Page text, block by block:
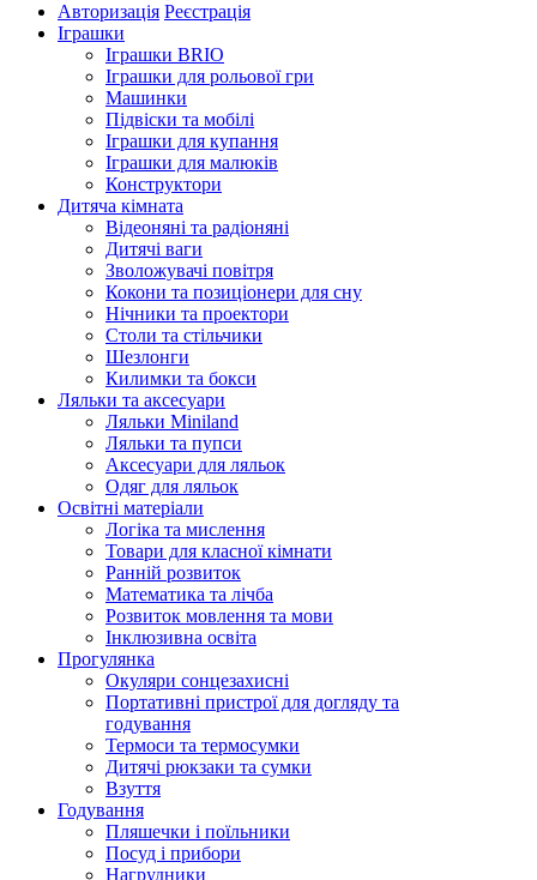
Авторизація Реєстрація
Іграшки
Іграшки BRIO
Іграшки для рольової гри
Машинки
Підвіски та мобілі
Іграшки для купання
Іграшки для малюків
Конструктори
Дитяча кімната
Відеоняні та радіоняні
Дитячі ваги
Зволожувачі повітря
Кокони та позиціонери для сну
Нічники та проектори
Столи та стільчики
Шезлонги
Килимки та бокси
Ляльки та аксесуари
Ляльки Miniland
Ляльки та пупси
Аксесуари для ляльок
Одяг для ляльок
Освітні матеріали
Логіка та мислення
Товари для класної кімнати
Ранній розвиток
Математика та лічба
Розвиток мовлення та мови
Інклюзивна освіта
Прогулянка
Окуляри сонцезахисні
Портативні пристрої для догляду та
годування
Термоси та термосумки
Дитячі рюкзаки та сумки
Взуття
Годування
Пляшечки і поїльники
Посуд і прибори
Нагрудники